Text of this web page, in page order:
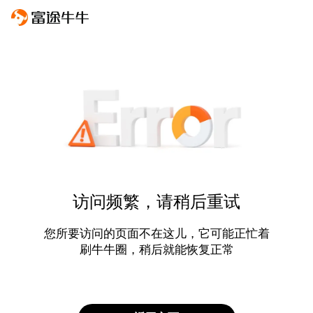
访问频繁，请稍后重试
您所要访问的页面不在这儿，它可能正忙着
刷牛牛圈，稍后就能恢复正常